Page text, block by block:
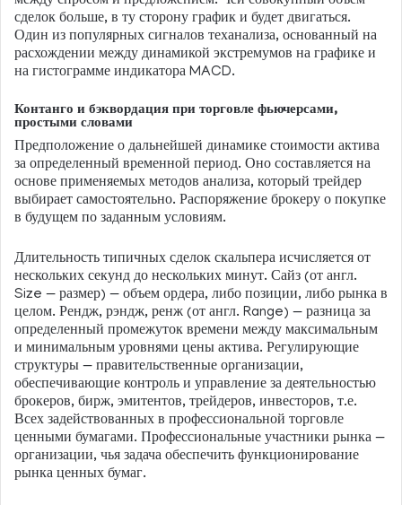
сделок больше, в ту сторону график и будет двигаться.
Один из популярных сигналов теханализа, основанный на
расхождении между динамикой экстремумов на графике и
на гистограмме индикатора MACD.
Контанго и бэквордация при торговле фьючерсами,
простыми словами
Предположение о дальнейшей динамике стоимости актива
за определенный временной период. Оно составляется на
основе применяемых методов анализа, который трейдер
выбирает самостоятельно. Распоряжение брокеру о покупке
в будущем по заданным условиям.
Длительность типичных сделок скальпера исчисляется от
нескольких секунд до нескольких минут. Сайз (от англ.
Size — размер) — объем ордера, либо позиции, либо рынка в
целом. Рендж, рэндж, ренж (от англ. Range) — разница за
определенный промежуток времени между максимальным
и минимальным уровнями цены актива. Регулирующие
структуры — правительственные организации,
обеспечивающие контроль и управление за деятельностью
брокеров, бирж, эмитентов, трейдеров, инвесторов, т.е.
Всех задействованных в профессиональной торговле
ценными бумагами. Профессиональные участники рынка —
организации, чья задача обеспечить функционирование
рынка ценных бумаг.